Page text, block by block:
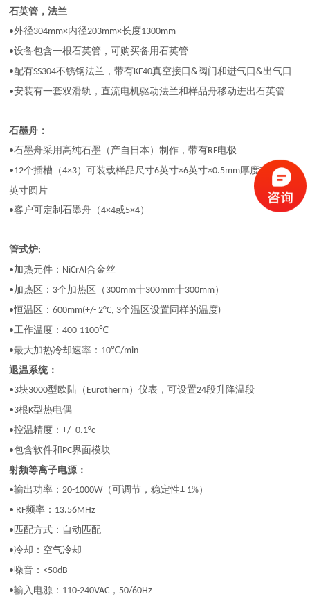
石英管，法兰
•外径304mm×内径203mm×长度1300mm
•设备包含一根石英管，可购买备用石英管
•配有SS304不锈钢法兰，带有KF40真空接口&阀门和进气口&出气口
•安装有一套双滑轨，直流电机驱动法兰和样品舟移动进出石英管
石墨舟 ：
•石墨舟采用高纯石墨（产自日本）制作，带有RF电极
•12个插槽（4×3）可装载样品尺寸6英寸×6英寸×0.5mm厚度或直径6
英寸圆片
•客户可定制石墨舟（4×4或5×4）
管式炉:
•加热元件： NiCrAl合金丝
•加热区： 3个加热区（ 300mm十300mm十300mm）
•恒温区：600mm(+/- 2°C, 3个温区设置同样的温度)
•工作温度：400-1100℃
•最大加热冷却速率： 10℃/min
退温系统：
•3块3000型欧陆（ Eurotherm）仪表，可设置24段升降温段
•3根K型热电偶
•控温精度：+/- 0.1°c
•包含软件和 PC界面模块
射频等离子电源：
•输出功率：20-1000W（可调节，稳定性± 1%）
• RF频率： 13.56MHz
• 匹配方式：自动匹配
•冷却：空气冷却
•噪音：<50dB
•输入电源： 110-240VAC ， 50/60Hz